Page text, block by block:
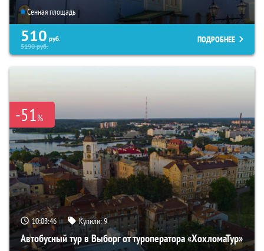
Сенная площадь
510 руб.
5190руб.
ПОДРОБНЕЕ
-51%
10:03:45 Купили:9
Автобусный тур в Выборг от туроператора «ХохломаТур»